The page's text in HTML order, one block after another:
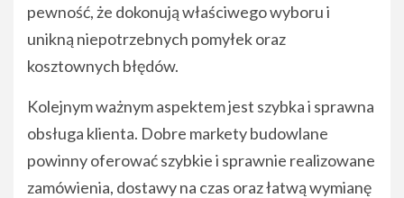
pewność, że dokonują właściwego wyboru i
unikną niepotrzebnych pomyłek oraz
kosztownych błędów.
Kolejnym ważnym aspektem jest szybka i sprawna
obsługa klienta. Dobre markety budowlane
powinny oferować szybkie i sprawnie realizowane
zamówienia, dostawy na czas oraz łatwą wymianę